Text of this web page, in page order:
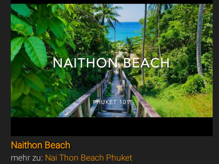
Naithon Beach
mehr zu: Nai Thon Beach Phuket